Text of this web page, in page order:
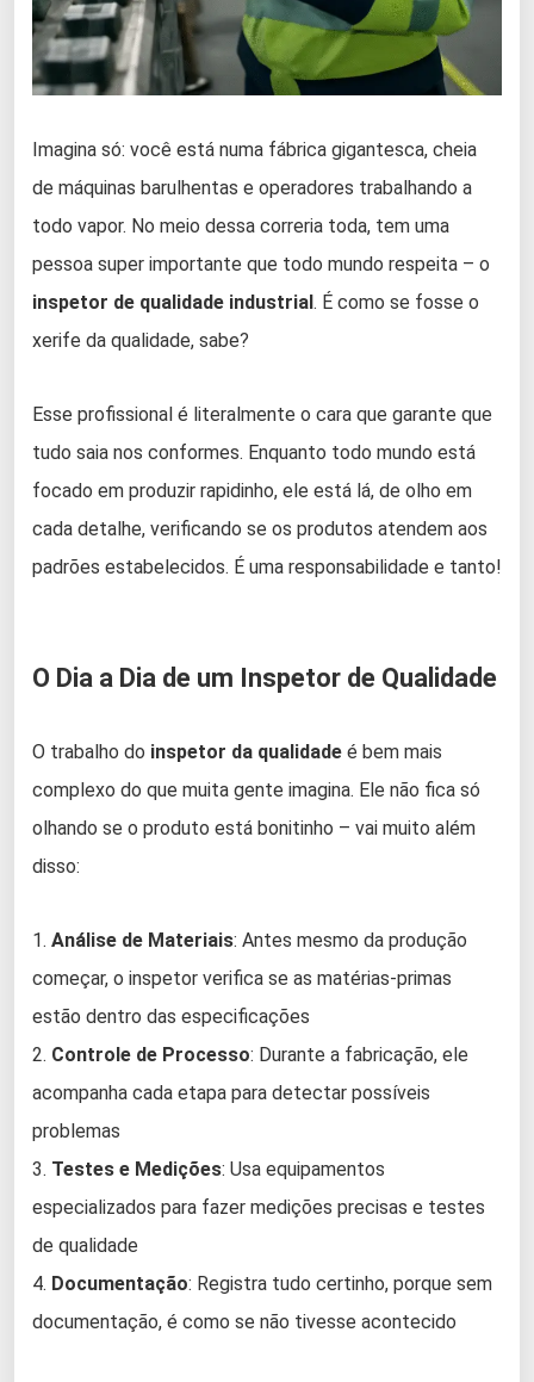
Imagina só: você está numa fábrica gigantesca, cheia
de máquinas barulhentas e operadores trabalhando a
todo vapor. No meio dessa correria toda, tem uma
pessoa super importante que todo mundo respeita – o
inspetor de qualidade industrial. É como se fosse o
xerife da qualidade, sabe?
Esse profissional é literalmente o cara que garante que
tudo saia nos conformes. Enquanto todo mundo está
focado em produzir rapidinho, ele está lá, de olho em
cada detalhe, verificando se os produtos atendem aos
padrões estabelecidos. É uma responsabilidade e tanto!
O Dia a Dia de um Inspetor de Qualidade
O trabalho do inspetor da qualidade é bem mais
complexo do que muita gente imagina. Ele não fica só
olhando se o produto está bonitinho – vai muito além
disso:
1. Análise de Materiais: Antes mesmo da produção
começar, o inspetor verifica se as matérias-primas
estão dentro das especificações
2. Controle de Processo: Durante a fabricação, ele
acompanha cada etapa para detectar possíveis
problemas
3. Testes e Medições: Usa equipamentos
especializados para fazer medições precisas e testes
de qualidade
4. Documentação: Registra tudo certinho, porque sem
documentação, é como se não tivesse acontecido